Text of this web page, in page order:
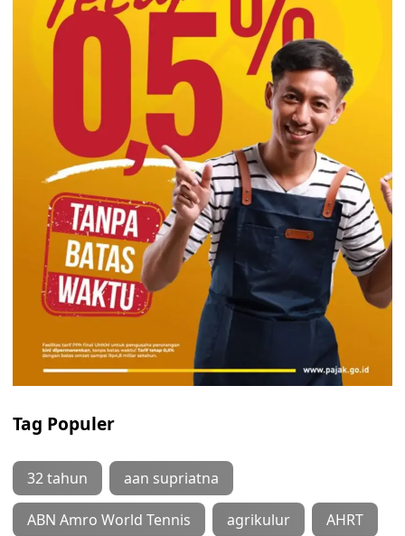
Tag Populer
32 tahun aan supriatna
ABN Amro World Tennis agrikulur AHRT